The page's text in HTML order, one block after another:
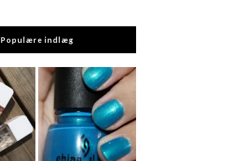
Populære indlæg